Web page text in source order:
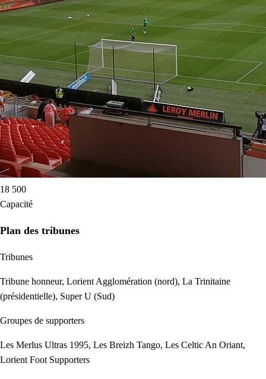
18 500
Capacité
Plan des tribunes
Tribunes
Tribune honneur, Lorient Agglomération (nord), La Trinitaine
(présidentielle), Super U (Sud)
Groupes de supporters
Les Merlus Ultras 1995, Les Breizh Tango, Les Celtic An Oriant,
Lorient Foot Supporters